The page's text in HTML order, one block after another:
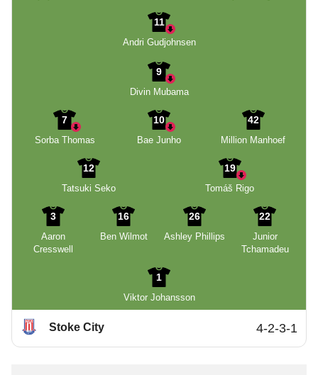
11
Andri Gudjohnsen
9
Divin Mubama
7
Sorba Thomas
10
Bae Junho
42
Million Manhoef
12
Tatsuki Seko
19
Tomáš Rigo
3
Aaron
Cresswell
16
Ben Wilmot
26
Ashley Phillips
22
Junior
Tchamadeu
1
Viktor Johansson
Stoke City 4-2-3-1